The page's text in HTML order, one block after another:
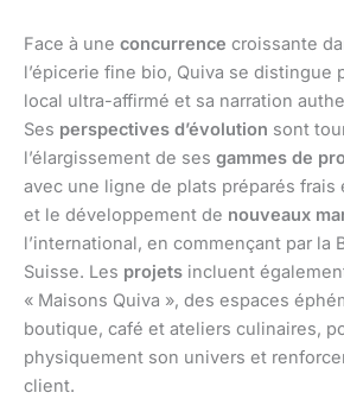
Face à une concurrence croissante
l’épicerie fine bio, Quiva se distingue
local ultra-affirmé et sa narration
Ses perspectives d’évolution sont
l’élargissement de ses gammes de
avec une ligne de plats préparés frais
et le développement de nouveaux
l’international, en commençant par la
Suisse. Les projets incluent
« Maisons Quiva », des espaces
boutique, café et ateliers culinaires,
physiquement son univers et
client.